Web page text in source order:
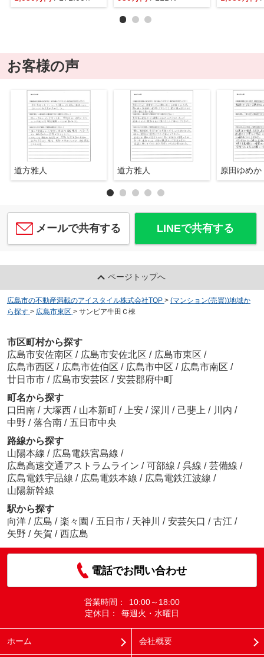
お客様の声
道方雅人 道方雅人 原田ゆめか
メールで共有する LINEで共有する
ページトップへ
広島市の不動産満載のアイスタイル株式会社TOP > (マンション(売買))地域か
ら探す > 広島市東区 > サンピア牛田Ｃ棟
市区町村から探す
広島市安佐南区 / 広島市安佐北区 / 広島市東区 /
広島市西区 / 広島市佐伯区 / 広島市中区 / 広島市南区 /
廿日市市 / 広島市安芸区 / 安芸郡府中町
町名から探す
口田南 / 大塚西 / 山本新町 / 上安 / 深川 / 己斐上 / 川内 /
中野 / 落合南 / 五日市中央
路線から探す
山陽本線 / 広島電鉄宮島線 /
広島高速交通アストラムライン / 可部線 / 呉線 / 芸備線 /
広島電鉄宇品線 / 広島電鉄本線 / 広島電鉄江波線 /
山陽新幹線
駅から探す
向洋 / 広島 / 楽々園 / 五日市 / 天神川 / 安芸矢口 / 古江 /
矢野 / 矢賀 / 西広島
電話でお問い合わせ
営業時間：
10:00～18:00
定休日：
毎週火・水曜日
ホーム 会社概要